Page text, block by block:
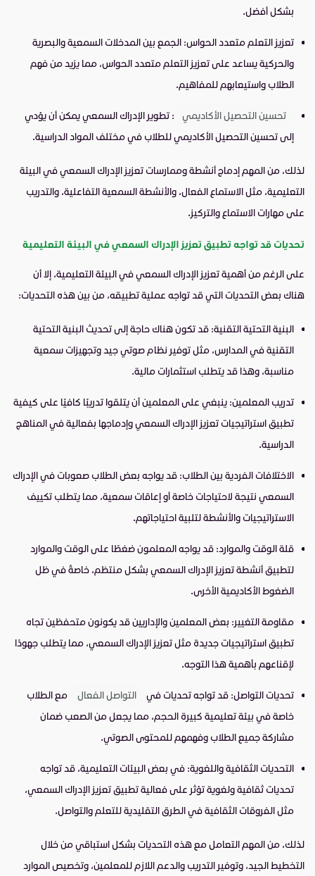
بشكل أفضل.
تعزيز التعلم متعدد الحواس: الجمع بين المدخلات السمعية والبصرية
والحركية يساعد على تعزيز التعلم متعدد الحواس، مما يزيد من فهم
الطلاب واستيعابهم للمفاهيم.
تحسين التحصيل الأكاديمي
: تطوير الإدراك السمعي يمكن أن يؤدي
إلى تحسين التحصيل الأكاديمي للطلاب في مختلف المواد الدراسية.
لذلك، من المهم إدماج أنشطة وممارسات تعزيز الإدراك السمعي في البيئة
التعليمية، مثل الاستماع الفعال، والأنشطة السمعية التفاعلية، والتدريب
على مهارات الاستماع والتركيز.
تحديات قد تواجه تطبيق تعزيز الإدراك السمعي في البيئة التعليمية
على الرغم من أهمية تعزيز الإدراك السمعي في البيئة التعليمية، إلا أن
هناك بعض التحديات التي قد تواجه عملية تطبيقه، من بين هذه التحديات:
البنية التحتية التقنية: قد تكون هناك حاجة إلى تحديث البنية التحتية
التقنية في المدارس، مثل توفير نظام صوتي جيد وتجهيزات سمعية
مناسبة، وهذا قد يتطلب استثمارات مالية.
تدريب المعلمين: ينبغي على المعلمين أن يتلقوا تدريبًا كافيًا على كيفية
تطبيق استراتيجيات تعزيز الإدراك السمعي وإدماجها بفعالية في المناهج
الدراسية.
الاختلافات الفردية بين الطلاب: قد يواجه بعض الطلاب صعوبات في الإدراك
السمعي نتيجة لاحتياجات خاصة أو إعاقات سمعية، مما يتطلب تكييف
الاستراتيجيات والأنشطة لتلبية احتياجاتهم.
قلة الوقت والموارد: قد يواجه المعلمون ضغطًا على الوقت والموارد
لتطبيق أنشطة تعزيز الإدراك السمعي بشكل منتظم، خاصةً في ظل
الضغوط الأكاديمية الأخرى.
مقاومة التغيير: بعض المعلمين والإداريين قد يكونون متحفظين تجاه
تطبيق استراتيجيات جديدة مثل تعزيز الإدراك السمعي، مما يتطلب جهودًا
لإقناعهم بأهمية هذا التوجه.
تحديات التواصل: قد تواجه تحديات في التواصل الفعال
مع الطلاب
خاصة في بيئة تعليمية كبيرة الحجم، مما يجعل من الصعب ضمان
مشاركة جميع الطلاب وفهمهم للمحتوى الصوتي.
التحديات الثقافية واللغوية: في بعض البيئات التعليمية، قد تواجه
تحديات ثقافية ولغوية تؤثر على فعالية تطبيق تعزيز الإدراك السمعي،
مثل الفروقات الثقافية في الطرق التقليدية للتعلم والتواصل.
لذلك، من المهم التعامل مع هذه التحديات بشكل استباقي من خلال
التخطيط الجيد، وتوفير التدريب والدعم اللازم للمعلمين، وتخصيص الموارد